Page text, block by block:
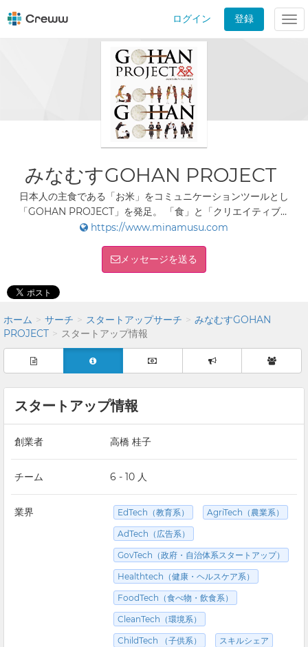
ログイン 登録
みなむすGOHAN PROJECT
日本人の主食である「お米」をコミュニケーションツールとし
「GOHAN PROJECT」を発足。 「食」と「クリエイティブ」
で人・街・文化を結び地域課題や社会貢献に従事。 各種マーケ
ン、新規事業立ち上げ等
https://www.minamusu.com
メッセージを送る
ホーム サーチ スタートアップサーチ
みなむすGOHAN
PROJECT
スタートアップ情報
スタートアップ情報
創業者 高橋 桂子
チーム 6 - 10 人
業界 EdTech（教育系） AgriTech（農業系）
AdTech（広告系）
GovTech（政府・自治体系スタートアップ）
Healthtech（健康・ヘルスケア系）
FoodTech（食べ物・飲食系）
CleanTech（環境系）
ChildTech （子供系） スキルシェア